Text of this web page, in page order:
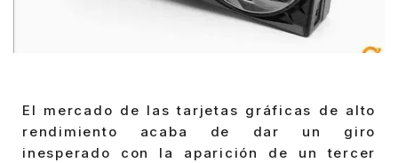
El mercado de las tarjetas gráficas de alto
rendimiento acaba de dar un giro
inesperado con la aparición de un tercer